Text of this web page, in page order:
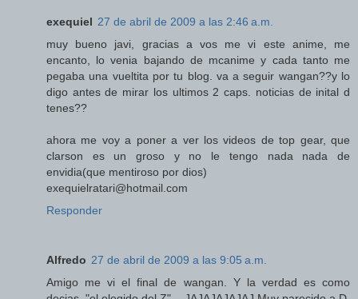
exequiel 27 de abril de 2009 a las 2:46 a.m.
muy bueno javi, gracias a vos me vi este anime, me
encanto, lo venia bajando de mcanime y cada tanto me
pegaba una vueltita por tu blog. va a seguir wangan??y lo
digo antes de mirar los ultimos 2 caps. noticias de inital d
tenes??
ahora me voy a poner a ver los videos de top gear, que
clarson es un groso y no le tengo nada nada de
envidia(que mentiroso por dios)
exequielratari@hotmail.com
Responder
Alfredo 27 de abril de 2009 a las 9:05 a.m.
Amigo me vi el final de wangan. Y la verdad es como